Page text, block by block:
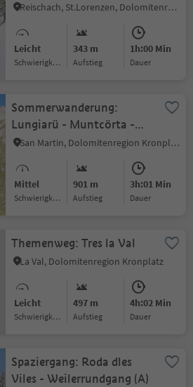
Reischach, St.Lorenzen, Dolomitenregion Kronplatz
Leicht
Schwierigkeitsgrad
343 m
Aufstieg
1h:00 Min
Dauer
Sommerwanderung:
Lungiarü - Muntcörta -
Antersasc - Crep dales 12
San Martin, Dolomitenregion Kronplatz
Mittel
Schwierigkeitsgrad
901 m
Aufstieg
3h:01 Min
Dauer
Themenweg: Tres la Val
La Val, Dolomitenregion Kronplatz
Leicht
Schwierigkeitsgrad
497 m
Aufstieg
4h:02 Min
Dauer
Spaziergang: Roda dles
Viles - Weilerrundgang (A)